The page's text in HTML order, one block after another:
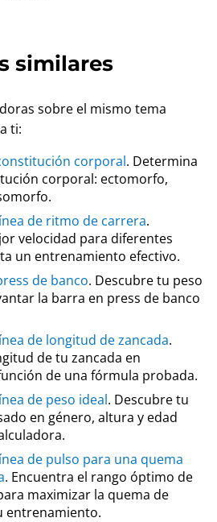
similares
sobre el mismo tema
ti:
corporal. Determina
corporal: ectomorfo,
de ritmo de carrera.
velocidad para diferentes
un entrenamiento efectivo.
de banco. Descubre tu peso
la barra en press de banco
de longitud de zancada.
de tu zancada en
de una fórmula probada.
de peso ideal. Descubre tu
en género, altura y edad
de pulso para una quema
. Encuentra el rango óptimo de
maximizar la quema de
entrenamiento.